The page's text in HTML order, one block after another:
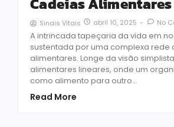
Sinais Vitais abril 10, 2025 - No
A intrincada tapeçaria da vida em
sustentada por uma complexa rede
alimentares. Longe da visão
alimentares lineares, onde um
como alimento para outro...
Read More